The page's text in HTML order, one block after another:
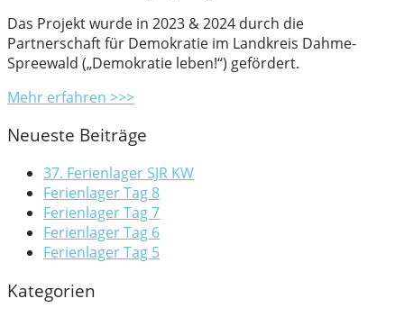
Das Projekt wurde in 2023 & 2024 durch die
Partnerschaft für Demokratie im Landkreis Dahme-
Spreewald („Demokratie leben!“) gefördert.
Mehr erfahren >>>
Neueste Beiträge
37. Ferienlager SJR KW
Ferienlager Tag 8
Ferienlager Tag 7
Ferienlager Tag 6
Ferienlager Tag 5
Kategorien